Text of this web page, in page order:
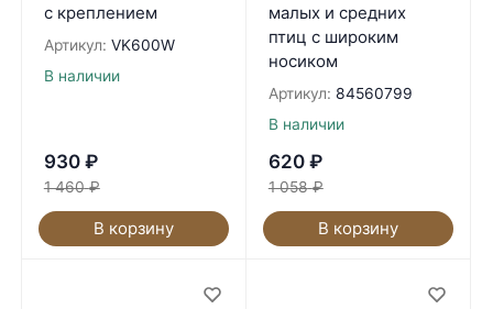
с креплением
Артикул: VK600W
В наличии
930 ₽
1 460 ₽
В корзину
малых и средних
птиц с широким
носиком
Артикул: 84560799
В наличии
620 ₽
1 058 ₽
В корзину